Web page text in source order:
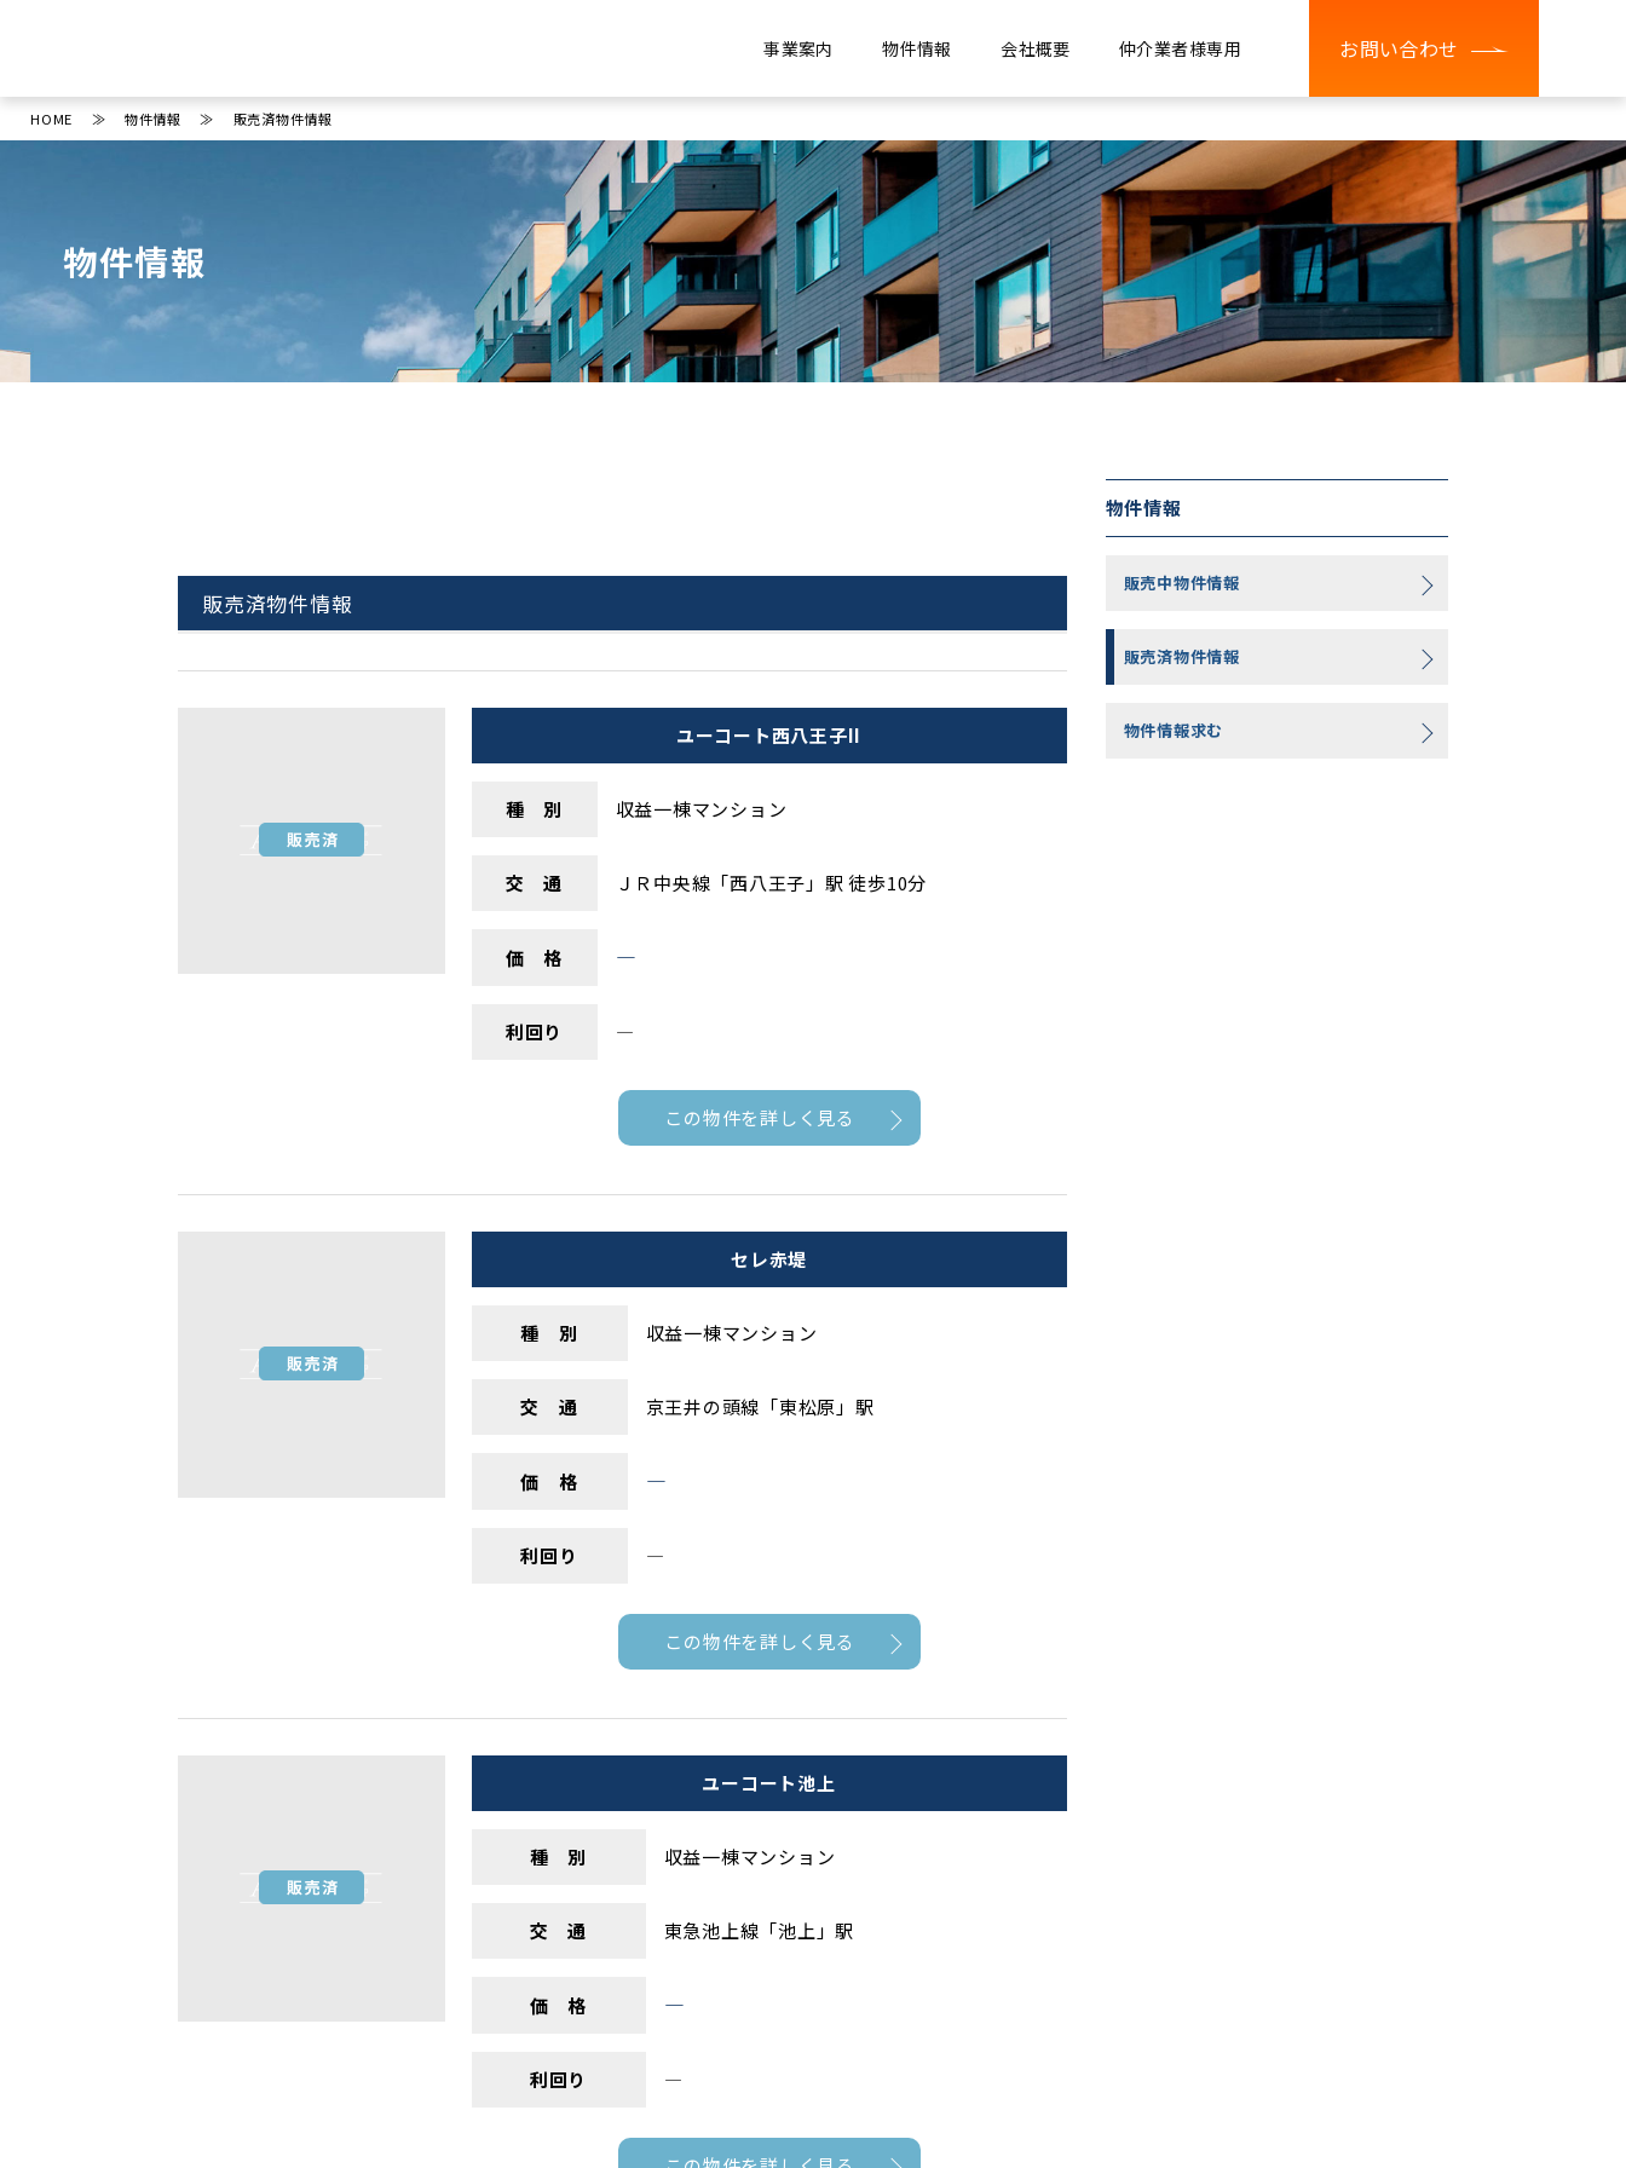
事業案内 物件情報 会社概要 仲介業者様専用 お問い合わせ
HOME 物件情報 販売済物件情報
物件情報
販売済物件情報
ユーコート西八王子II
種 別 収益一棟マンション
交 通 ＪＲ中央線「西八王子」駅 徒歩10分
価 格 ―
利回り ―
この物件を詳しく見る
セレ赤堤
種 別 収益一棟マンション
交 通 京王井の頭線「東松原」駅
価 格 ―
利回り ―
この物件を詳しく見る
ユーコート池上
種 別 収益一棟マンション
交 通 東急池上線「池上」駅
価 格 ―
利回り ―
物件情報
販売中物件情報
販売済物件情報
物件情報求む